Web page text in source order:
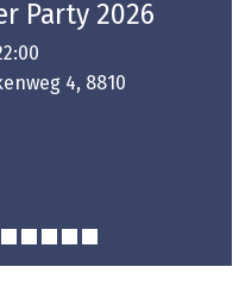
Party 2026
4, 8810